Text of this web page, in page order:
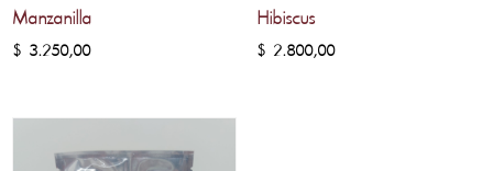
Manzanilla
$ 3.250,00
Hibiscus
$2.800,00